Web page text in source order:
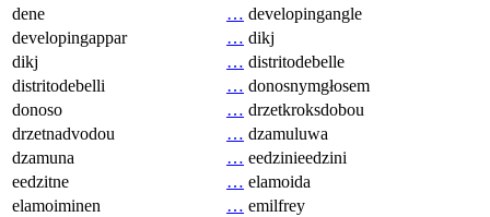
dene
… developingangle
developingappar
… dikj
dikj
… distritodebelle
distritodebelli
… donosnymgłosem
donoso
… drzetkroksdobou
drzetnadvodou
… dzamuluwa
dzamuna
… eedzinieedzini
eedzitne
… elamoida
elamoiminen
… emilfrey